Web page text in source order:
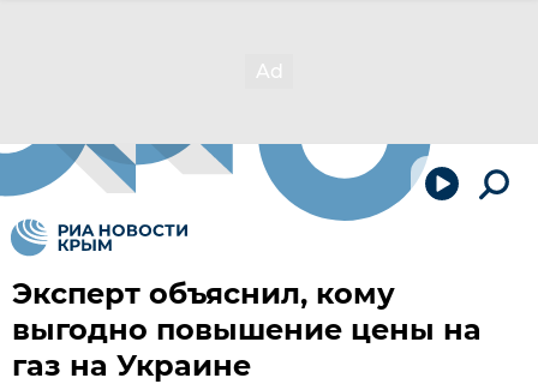
Эксперт объяснил, кому
выгодно повышение цены на
газ на Украине